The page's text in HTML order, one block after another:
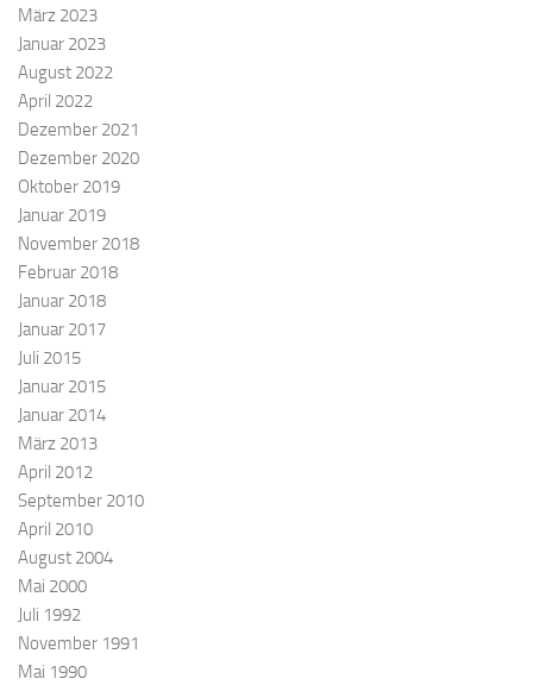
März 2023
Januar 2023
August 2022
April 2022
Dezember 2021
Dezember 2020
Oktober 2019
Januar 2019
November 2018
Februar 2018
Januar 2018
Januar 2017
Juli 2015
Januar 2015
Januar 2014
März 2013
April 2012
September 2010
April 2010
August 2004
Mai 2000
Juli 1992
November 1991
Mai 1990